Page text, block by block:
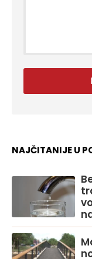
NAJČITANIJE U